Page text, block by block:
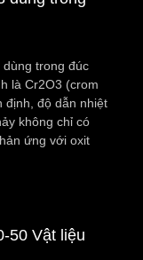
dùng trong đúc
là Cr2O3 (crom
định, độ dẫn nhiệt
không chỉ có
ứng với oxit
50 Vật liệu